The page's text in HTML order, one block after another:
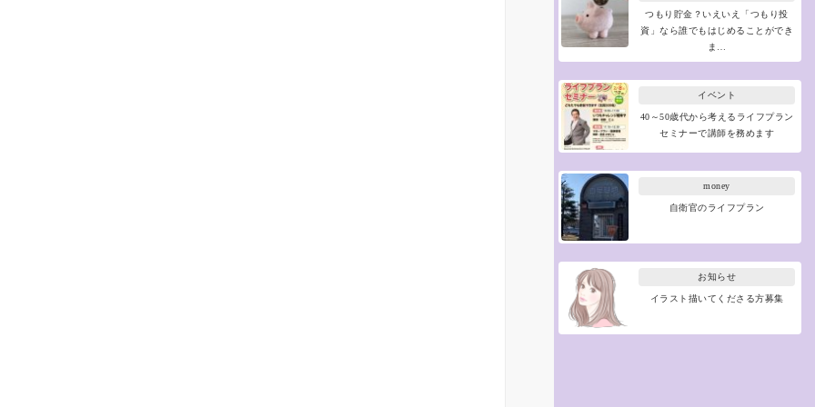
つもり貯金？いえいえ「つもり投
資」なら誰でもはじめることができ
ま…
イベント
40～50歳代から考えるライフプラン
セミナーで講師を務めます
money
自衛官のライフプラン
お知らせ
イラスト描いてくださる方募集